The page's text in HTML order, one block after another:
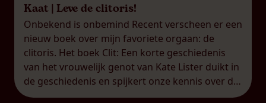
Kaat | Leve de clitoris!
Onbekend is onbemind Recent verscheen er een
nieuw boek over mijn favoriete orgaan: de
clitoris. Het boek Clit: Een korte geschiedenis
van het vrouwelijk genot van Kate Lister duikt in
de geschiedenis en spijkert onze kennis over de
clitoris duchtig bij. Dat is helaas nog altijd nodig,